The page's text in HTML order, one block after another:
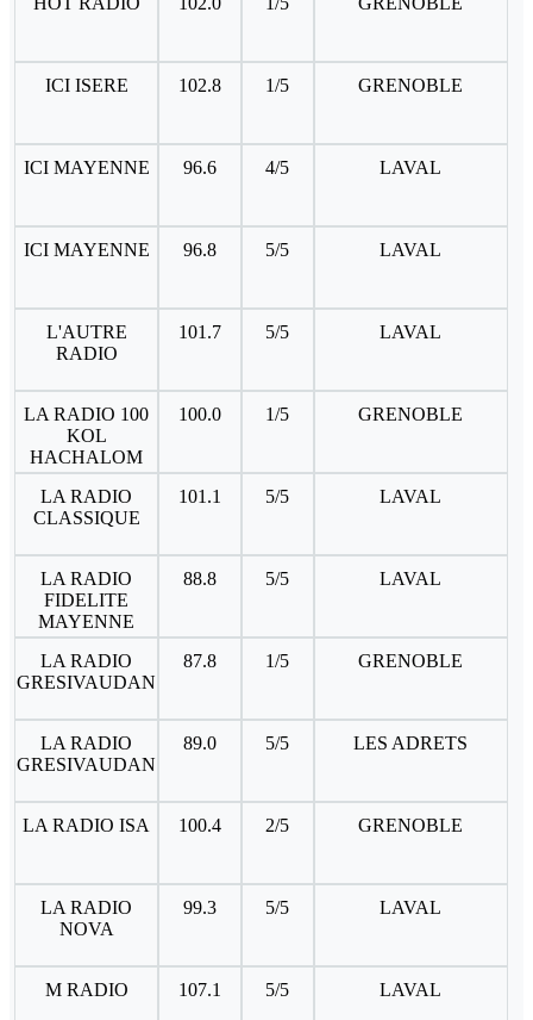
ICI ISERE 102.8 1/5 GRENOBLE
ICI MAYENNE 96.6 4/5 LAVAL
ICI MAYENNE 96.8 5/5 LAVAL
L'AUTRE
RADIO
101.7 5/5 LAVAL
LA RADIO 100
KOL
HACHALOM
100.0 1/5 GRENOBLE
LA RADIO
CLASSIQUE
101.1 5/5 LAVAL
LA RADIO
FIDELITE
MAYENNE
88.8 5/5 LAVAL
LA RADIO
GRESIVAUDAN
87.8 1/5 GRENOBLE
LA RADIO
GRESIVAUDAN
89.0 5/5 LES ADRETS
LA RADIO ISA 100.4 2/5 GRENOBLE
LA RADIO
NOVA
99.3 5/5 LAVAL
M RADIO 107.1 5/5 LAVAL